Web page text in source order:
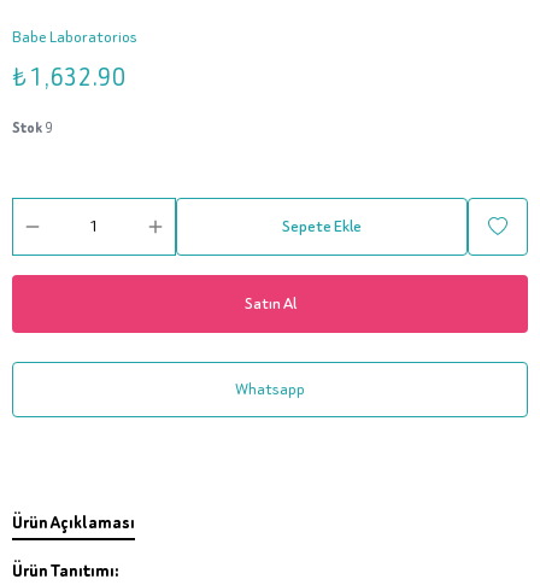
Babe Laboratorios
₺ 1,632.90
Stok9
Sepete Ekle
Satın Al
Whatsapp
Ürün Açıklaması
Ürün Tanıtımı: